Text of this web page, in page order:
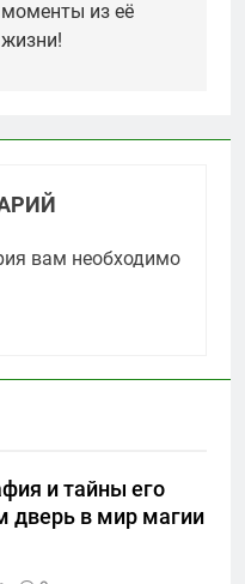
моменты из её
жизни!
вам необходимо
и тайны его
дверь в мир магии